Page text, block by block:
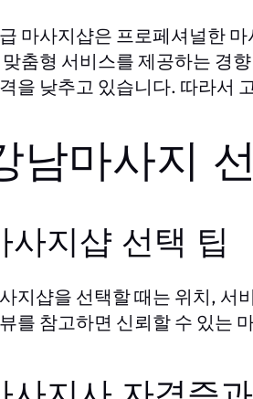
마사지샵은 프로페셔널한
맞춤형 서비스를 제공하는 경
을 낮추고 있습니다. 따라서
남마사지
사지샵 선택 팁
지샵을 선택할 때는 위치, 서
를 참고하면 신뢰할 수 있는